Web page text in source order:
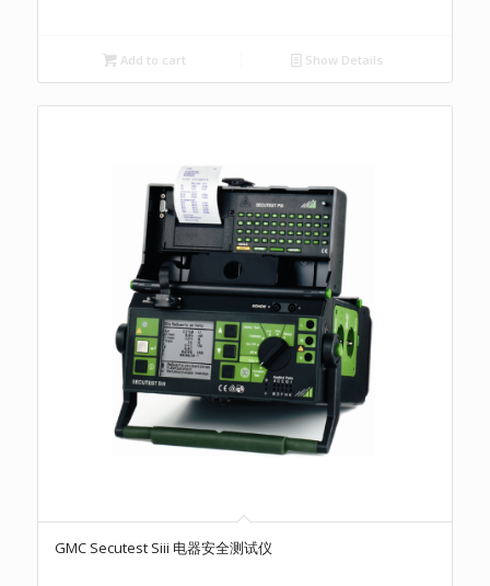
Add to cart Show Details
GMC Secutest Siii 电器安全测试仪